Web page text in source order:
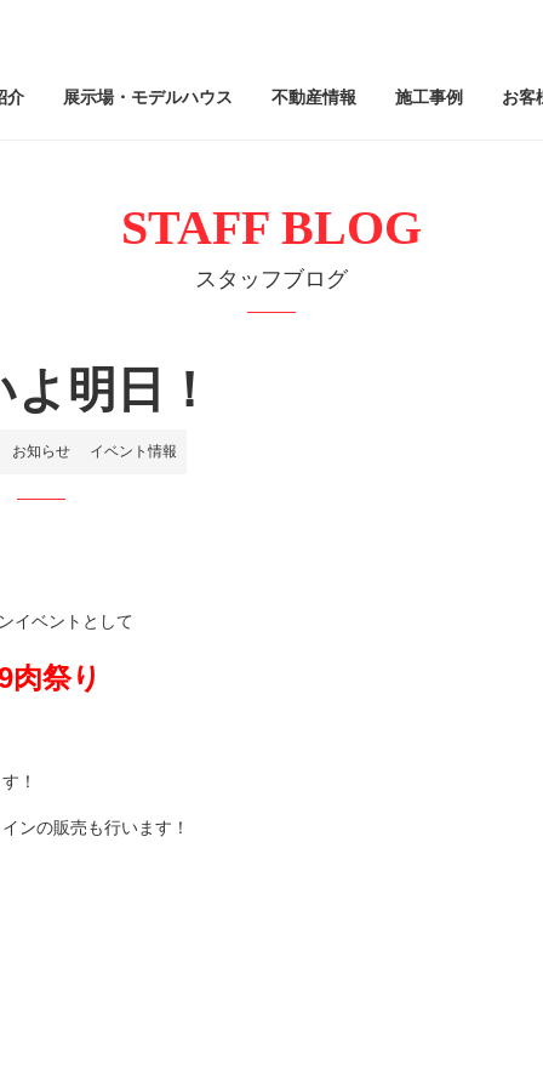
介 展示場・モデルハウス 不動産情報 施工事例 お客
STAFF BLOG
スタッフブログ
明日！
お知らせ イベント情報
イベントとして
肉祭り
！
ンの販売も行います！